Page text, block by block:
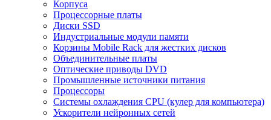
Корпуса
Процессорные платы
Диски SSD
Индустриальные модули памяти
Корзины Mobile Rack для жестких дисков
Объединительные платы
Оптические приводы DVD
Промышленные источники питания
Процессоры
Системы охлаждения CPU (кулер для компьютера)
Ускорители нейронных сетей